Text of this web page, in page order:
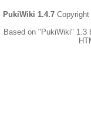
PukiWiki 1.4.7
Based on "PukiWiki" 1.3